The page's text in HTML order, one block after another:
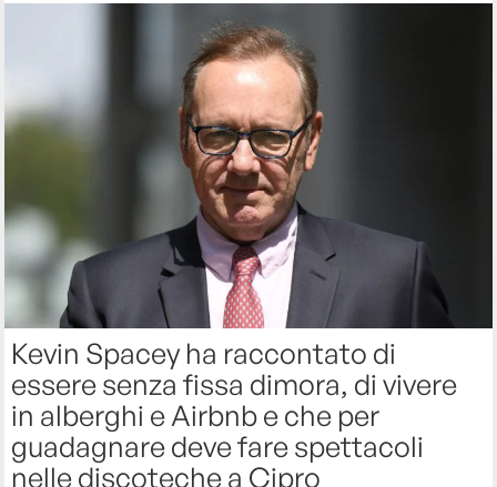
Kevin Spacey ha raccontato di
essere senza fissa dimora, di vivere
in alberghi e Airbnb e che per
guadagnare deve fare spettacoli
nelle discoteche a Cipro